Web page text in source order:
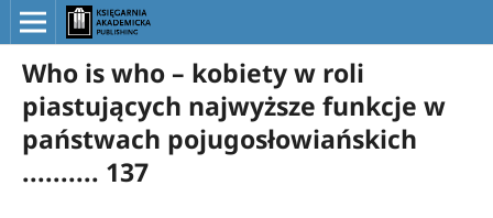
Who is who – kobiety w roli
piastujących najwyższe funkcje w
państwach pojugosłowiańskich
.......... 137